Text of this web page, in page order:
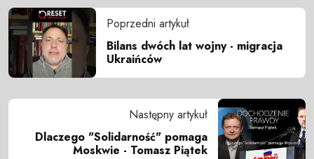
Poprzedni artykuł
Bilans dwóch lat wojny - migracja
Ukraińców
Następny artykuł
Dlaczego "Solidarność" pomaga
Moskwie - Tomasz Piątek